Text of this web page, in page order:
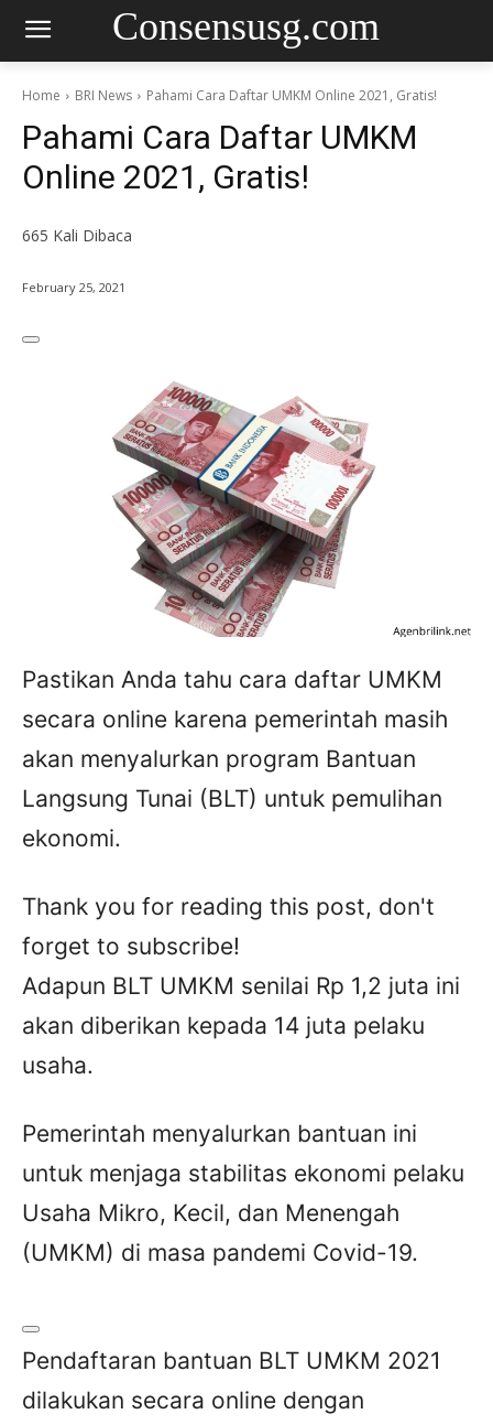
Consensusg.com
Home BRI News Pahami Cara Daftar UMKM Online 2021, Gratis!
Pahami Cara Daftar UMKM
Online 2021, Gratis!
665 Kali Dibaca
February 25, 2021
Pastikan Anda tahu cara daftar UMKM
secara online karena pemerintah masih
akan menyalurkan program Bantuan
Langsung Tunai (BLT) untuk pemulihan
ekonomi.
Thank you for reading this post, don't
forget to subscribe!
Adapun BLT UMKM senilai Rp 1,2 juta ini
akan diberikan kepada 14 juta pelaku
usaha.
Pemerintah menyalurkan bantuan ini
untuk menjaga stabilitas ekonomi pelaku
Usaha Mikro, Kecil, dan Menengah
(UMKM) di masa pandemi Covid-19.
Pendaftaran bantuan BLT UMKM 2021
dilakukan secara online dengan